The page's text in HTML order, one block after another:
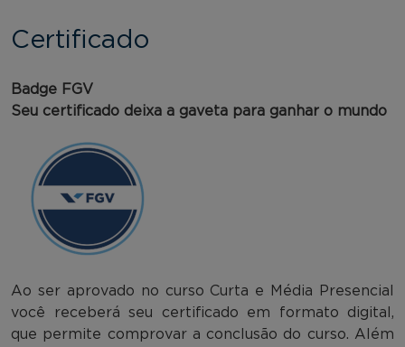
Certificado
Badge FGV
Seu certificado deixa a gaveta para ganhar o mundo
Ao ser aprovado no curso Curta e Média Presencial
você receberá seu certificado em formato digital,
que permite comprovar a conclusão do curso. Além